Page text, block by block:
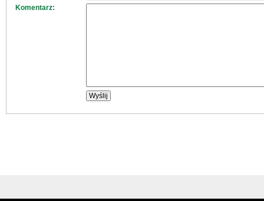
Komentarz: